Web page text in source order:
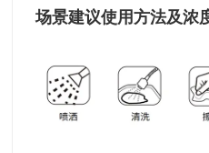
场景建议使用方法及浓